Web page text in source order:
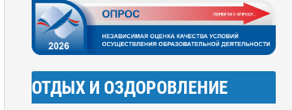
ОТДЫХ И ОЗДОРОВЛЕНИЕ